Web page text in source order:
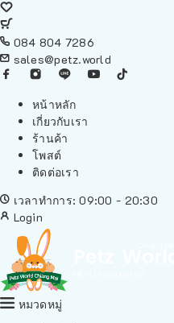
084 804 7286
sales@petz.world
หน้าหลัก
เกี่ยวกับเรา
ร้านค้า
โพสต์
ติดต่อเรา
เวลาทำการ: 09:00 - 20:30
Login
หมวดหมู่